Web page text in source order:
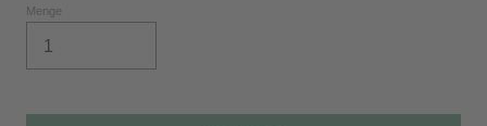
Menge